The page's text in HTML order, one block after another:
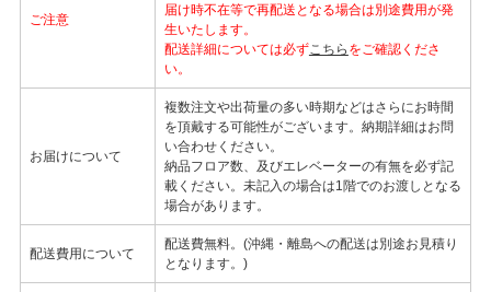
ご注意
届け時不在等で再配送となる場合は別途費用が発
生いたします。
配送詳細については必ずこちら をご確認くださ
い。
お届けについて
複数注文や出荷量の多い時期などはさらにお時間
を頂戴する可能性がございます。納期詳細はお問
い合わせください。
納品フロア数、及びエレベーターの有無を必ず記
載ください。未記入の場合は1階でのお渡しとなる
場合があります。
配送費用について
配送費無料。(沖縄・離島への配送は別途お見積り
となります。)